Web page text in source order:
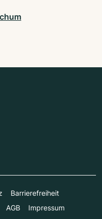
Barrierefreiheit
AGB Impressum